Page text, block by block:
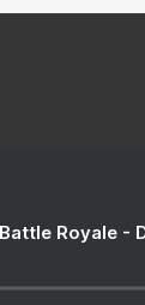
Royale -